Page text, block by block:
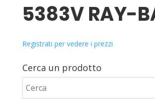
5383V RAY-
Registrati per vedere i prezzi
Cerca un prodotto